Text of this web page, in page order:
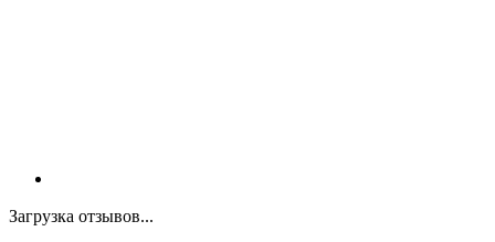
Загрузка отзывов...